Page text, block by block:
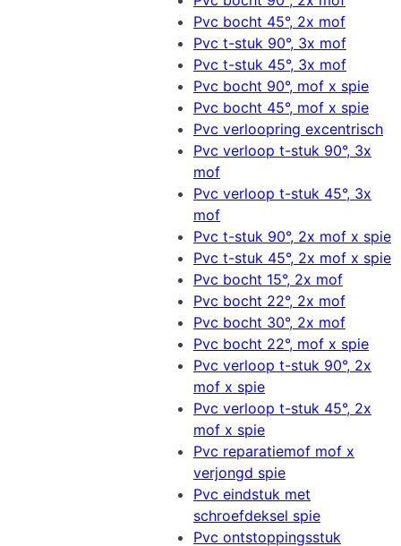
Pvc bocht 45°, 2x mof
Pvc t-stuk 90°, 3x mof
Pvc t-stuk 45°, 3x mof
Pvc bocht 90°, mof x spie
Pvc bocht 45°, mof x spie
Pvc verloopring excentrisch
Pvc verloop t-stuk 90°, 3x
mof
Pvc verloop t-stuk 45°, 3x
mof
Pvc t-stuk 90°, 2x mof x spie
Pvc t-stuk 45°, 2x mof x spie
Pvc bocht 15°, 2x mof
Pvc bocht 22°, 2x mof
Pvc bocht 30°, 2x mof
Pvc bocht 22°, mof x spie
Pvc verloop t-stuk 90°, 2x
mof x spie
Pvc verloop t-stuk 45°, 2x
mof x spie
Pvc reparatiemof mof x
verjongd spie
Pvc eindstuk met
schroefdeksel spie
Pvc ontstoppingsstuk